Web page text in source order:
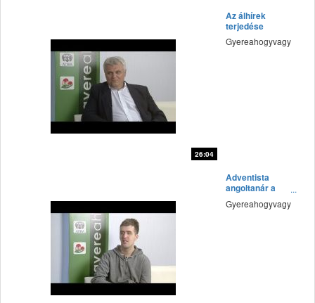
26:04
Az álhírek
terjedése
Gyereahogyvagy
Adventista
angoltanár a
háborús zónából
Gyereahogyvagy